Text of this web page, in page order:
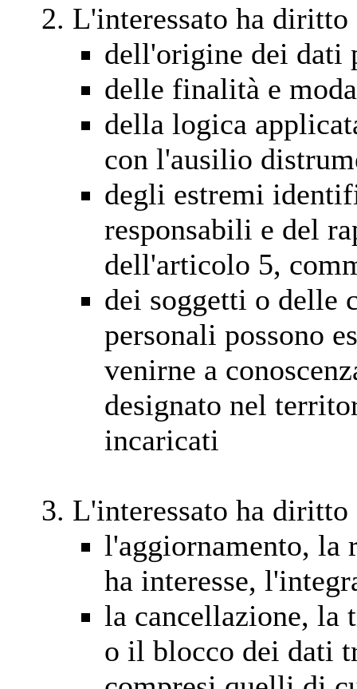
L'interessato ha
dell'origine dei dati
delle finalità e
della logica
con l'ausilio
degli estremi
responsabili e del
dell'articolo 5,
dei soggetti o delle
personali possono
venirne a
designato nel
incaricati
L'interessato ha diritto
l'aggiornamento, la
ha interesse,
la cancellazione, la
o il blocco dei dati